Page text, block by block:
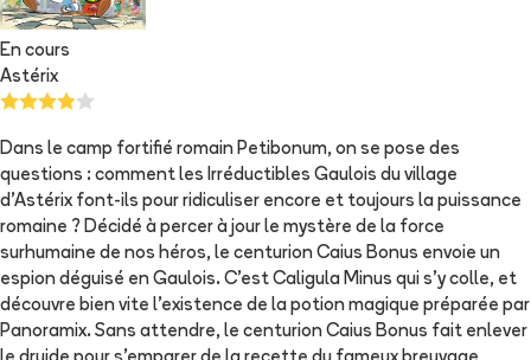
En cours
Astérix
Dans le camp fortifié romain Petibonum, on se pose des
questions : comment les Irréductibles Gaulois du village
d’Astérix font-ils pour ridiculiser encore et toujours la puissance
romaine ? Décidé à percer à jour le mystère de la force
surhumaine de nos héros, le centurion Caius Bonus envoie un
espion déguisé en Gaulois. C’est Caligula Minus qui s’y colle, et
découvre bien vite l’existence de la potion magique préparée par
Panoramix. Sans attendre, le centurion Caius Bonus fait enlever